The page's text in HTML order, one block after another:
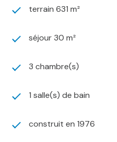
terrain 631 m²
séjour 30 m²
3 chambre(s)
1 salle(s) de bain
construit en 1976